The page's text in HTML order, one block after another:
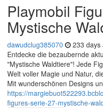
Playmobil
Mystische
dawudclug385070 233 days
Entdecke die bezaubernde
"Mystische Waldtiere"! Jede
Welt voller Magie und Natur,
Mit wunderschönen Designs
https://
figures-serie-27-mystische-